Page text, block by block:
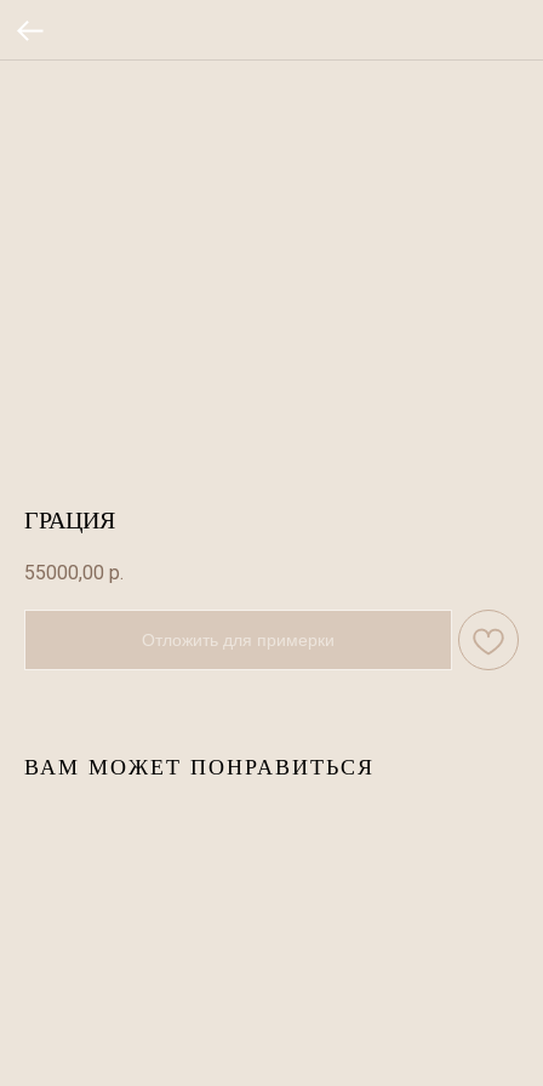
ГРАЦИЯ
55000,00 р.
Отложить для примерки
ВАМ МОЖЕТ ПОНРАВИТЬСЯ